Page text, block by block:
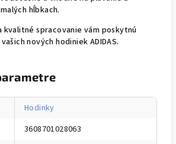
hĺbkach.
kvalitné spracovanie vám poskytnú
nových hodiniek ADIDAS.
Hodinky
3608701028063